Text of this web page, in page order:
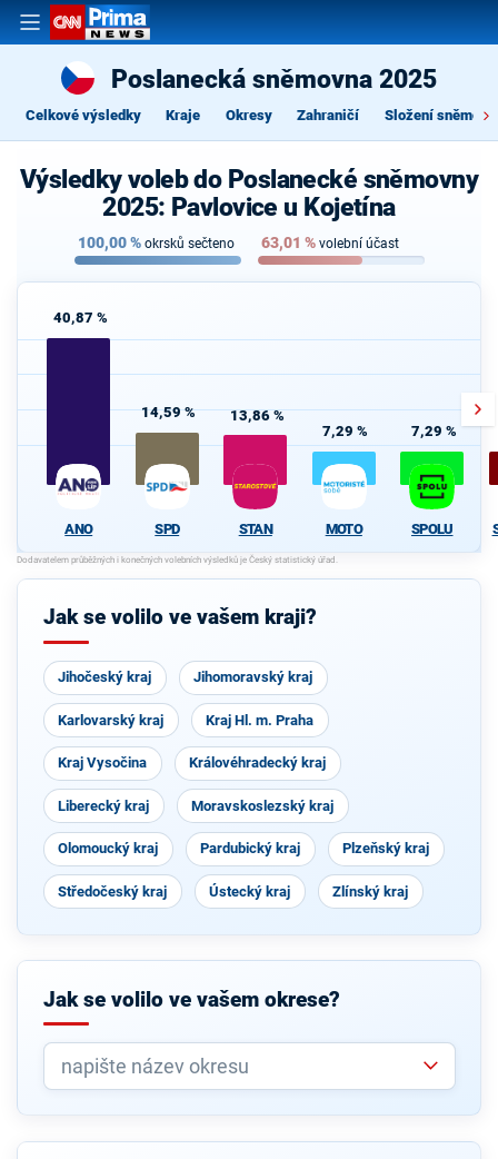
Poslanecká sněmovna 2025
Celkové výsledky Kraje Okresy Zahraničí Složení
Výsledky voleb do Poslanecké sněmovny
2025: Pavlovice u Kojetína
100,00% okrsků sečteno 63,01 % volební účast
40,87 %
ANO
14,59 %
SPD
13,86 %
STAN
7,29 %
MOTO
7,29 %
SPOLU
Jak se volilo ve vašem kraji?
Jihočeský kraj Jihomoravský kraj
Karlovarský kraj Kraj Hl. m. Praha
Kraj Vysočina Královéhradecký kraj
Liberecký kraj Moravskoslezský kraj
Olomoucký kraj Pardubický kraj Plzeňský kraj
Středočeský kraj Ústecký kraj Zlínský kraj
Jak se volilo ve vašem okrese?